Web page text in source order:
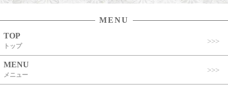
MENU
TOP
トップ
MENU
メニュー